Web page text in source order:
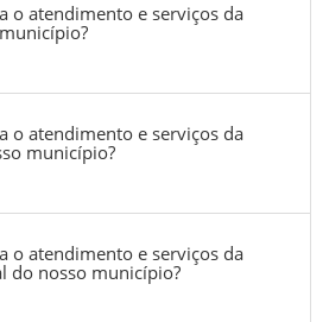
o atendimento e serviços da
o atendimento e serviços da
município?
o atendimento e serviços da
do nosso município?